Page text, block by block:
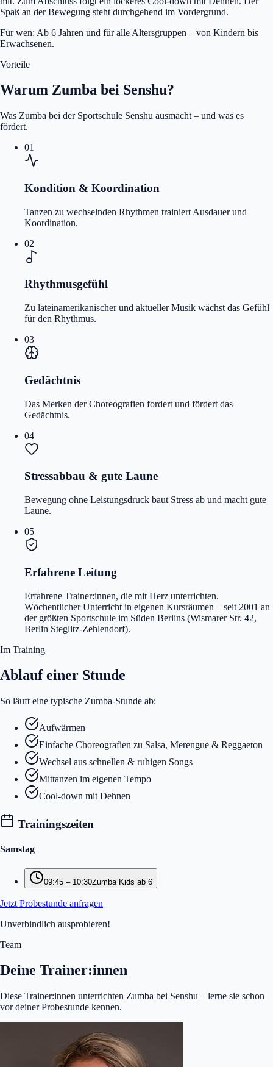
Spaß an der Bewegung steht durchgehend im Vordergrund.
Für wen: Ab 6 Jahren und für alle Altersgruppen – von Kindern bis
Erwachsenen.
Vorteile
Warum Zumba bei Senshu?
Was Zumba bei der Sportschule Senshu ausmacht – und was es
fördert.
01
Kondition & Koordination
Tanzen zu wechselnden Rhythmen trainiert Ausdauer und
Koordination.
02
Rhythmusgefühl
Zu lateinamerikanischer und aktueller Musik wächst das Gefühl
für den Rhythmus.
03
Gedächtnis
Das Merken der Choreografien fordert und fördert das
Gedächtnis.
04
Stressabbau & gute Laune
Bewegung ohne Leistungsdruck baut Stress ab und macht gute
Laune.
05
Erfahrene Leitung
Erfahrene Trainer:innen, die mit Herz unterrichten.
Wöchentlicher Unterricht in eigenen Kursräumen – seit 2001 an
der größten Sportschule im Süden Berlins (Wismarer Str. 42,
Berlin Steglitz-Zehlendorf).
Im Training
Ablauf einer Stunde
So läuft eine typische Zumba-Stunde ab:
Aufwärmen
Einfache Choreografien zu Salsa, Merengue & Reggaeton
Wechsel aus schnellen & ruhigen Songs
Mittanzen im eigenen Tempo
Cool-down mit Dehnen
Trainingszeiten
Samstag
09:45 – 10:30Zumba Kids ab 6
Jetzt Probestunde anfragen
Unverbindlich ausprobieren!
Team
Deine Trainer:innen
Diese Trainer:innen unterrichten Zumba bei Senshu – lerne sie schon
vor deiner Probestunde kennen.